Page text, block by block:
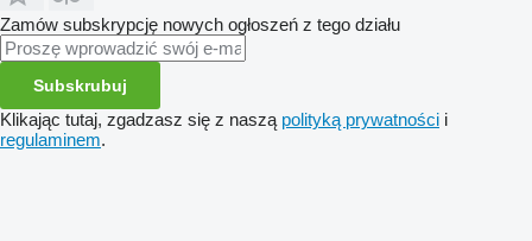
Zamów subskrypcję nowych ogłoszeń z tego działu
Subskrubuj
Klikając tutaj, zgadzasz się z naszą polityką prywatności i
regulaminem.